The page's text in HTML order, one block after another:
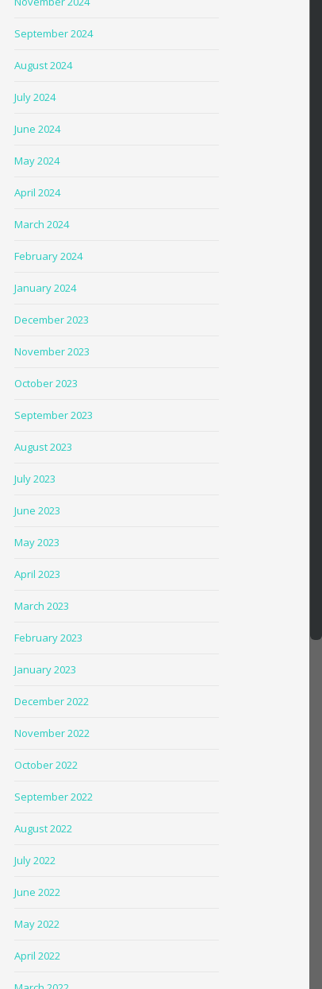
September 2024
August 2024
July 2024
June 2024
May 2024
April 2024
March 2024
February 2024
January 2024
December 2023
November 2023
October 2023
September 2023
August 2023
July 2023
June 2023
May 2023
April 2023
March 2023
February 2023
January 2023
December 2022
November 2022
October 2022
September 2022
August 2022
July 2022
June 2022
May 2022
April 2022